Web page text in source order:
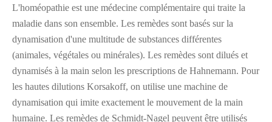
L'homéopathie est une médecine complémentaire qui traite la
maladie dans son ensemble. Les remèdes sont basés sur la
dynamisation d'une multitude de substances différentes
(animales, végétales ou minérales). Les remèdes sont dilués et
dynamisés à la main selon les prescriptions de Hahnemann. Pour
les hautes dilutions Korsakoff, on utilise une machine de
dynamisation qui imite exactement le mouvement de la main
humaine. Les remèdes de Schmidt-Nagel peuvent être utilisés